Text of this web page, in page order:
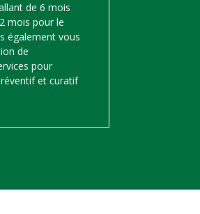
de 6 mois
mois pour le
également vous
de
pour
et curatif